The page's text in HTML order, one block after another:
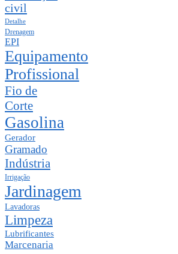
civil
Detalhe
Drenagem
EPI
Equipamento
Profissional
Fio de
Corte
Gasolina
Gerador
Gramado
Indústria
Irrigação
Jardinagem
Lavadoras
Limpeza
Lubrificantes
Marcenaria